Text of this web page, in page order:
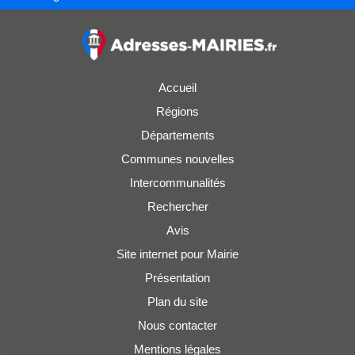
Accueil
Régions
Départements
Communes nouvelles
Intercommunalités
Rechercher
Avis
Site internet pour Mairie
Présentation
Plan du site
Nous contacter
Mentions légales